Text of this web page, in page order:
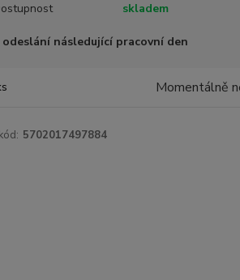
skladem
odeslání následující pracovní den
Momentálně
5702017497884